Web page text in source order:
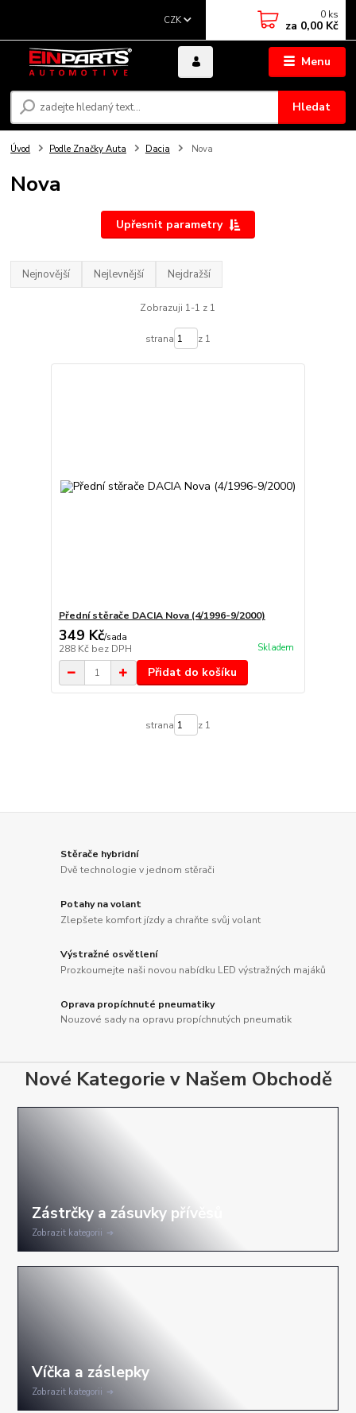
Menu
CZK
Hledat
0 ks
za 0,00 Kč
Úvod Podle Značky Auta Dacia Nova
Nova
Upřesnit parametry
Nejnovější Nejlevnější Nejdražší
Zobrazuji 1-1 z 1
strana z 1
Přední stěrače DACIA Nova (4/1996-9/2000)
349 Kč/sada
288 Kč bez DPH Skladem
Přidat do košíku
strana z 1
Stěrače hybridní
Dvě technologie v jednom stěrači
Potahy na volant
Zlepšete komfort jízdy a chraňte svůj volant
Výstražné osvětlení
Prozkoumejte naši novou nabídku LED výstražných majáků
Oprava propíchnuté pneumatiky
Nouzové sady na opravu propíchnutých pneumatik
Nové Kategorie v Našem Obchodě
Zobrazit kategorii
Zobrazit kategorii